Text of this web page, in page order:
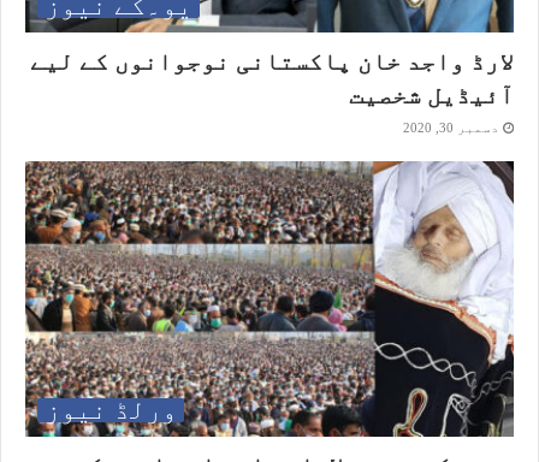
لارڈ واجد خان پاکستانی نوجوانوں کے لیے
آئیڈیل شخصیت
دسمبر 30, 2020
ورلڈ نیوز